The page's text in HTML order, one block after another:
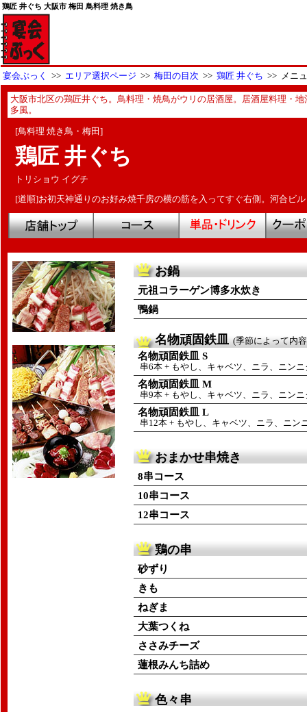
鶏匠 井ぐち 大阪市 梅田 鳥料理 焼き鳥
宴会ぶっく >> エリア選択ページ >> 梅田の目次 >> 鶏匠 井ぐち >> メニ
大阪市北区の鶏匠井ぐち。鳥料理・焼鳥がウリの居酒屋。居酒屋料理・
多風。
[鳥料理 焼き鳥・梅田]
鶏匠 井ぐち
トリショウ イグチ
[道順]お初天神通りのお好み焼千房の横の筋を入ってすぐ右側。河合ビル
お鍋
元祖コラーゲン博多水炊き
鴨鍋
名物頑固鉄皿 (季節によって内
名物頑固鉄皿 S
串6本 + もやし、キャベツ、ニラ、ニン
名物頑固鉄皿 M
串9本 + もやし、キャベツ、ニラ、ニン
名物頑固鉄皿 L
串12本 + もやし、キャベツ、ニラ、ニン
おまかせ串焼き
8串コース
10串コース
12串コース
鶏の串
砂ずり
きも
ねぎま
大葉つくね
ささみチーズ
蓮根みんち詰め
色々串